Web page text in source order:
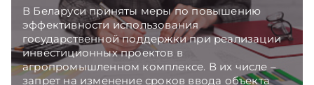
В Беларуси приняты меры по повышению
эффективности использования
государственной поддержки при реализации
инвестиционных проектов в
агропромышленном комплексе. В их числе –
запрет на изменение сроков ввода объекта